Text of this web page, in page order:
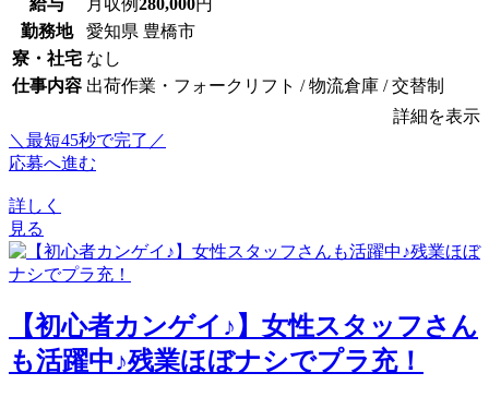
給与 月収例280,000円
勤務地
愛知県 豊橋市
寮・社宅 なし
仕事内容 出荷作業・フォークリフト / 物流倉庫 / 交替制
詳細を表示
＼最短45秒で完了／
応募へ進む
詳しく
見る
【初心者カンゲイ♪】女性スタッフさん
も活躍中♪残業ほぼナシでプラ充！